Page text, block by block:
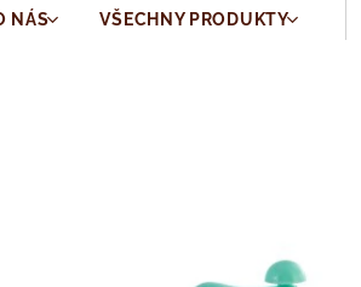
NÁS VŠECHNY PRODUKTY